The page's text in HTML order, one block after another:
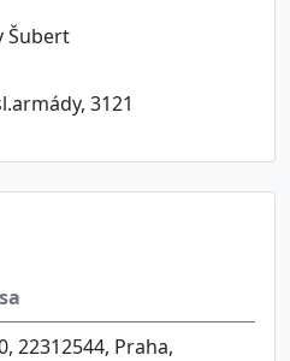
Šubert
3121
22312544, Praha,